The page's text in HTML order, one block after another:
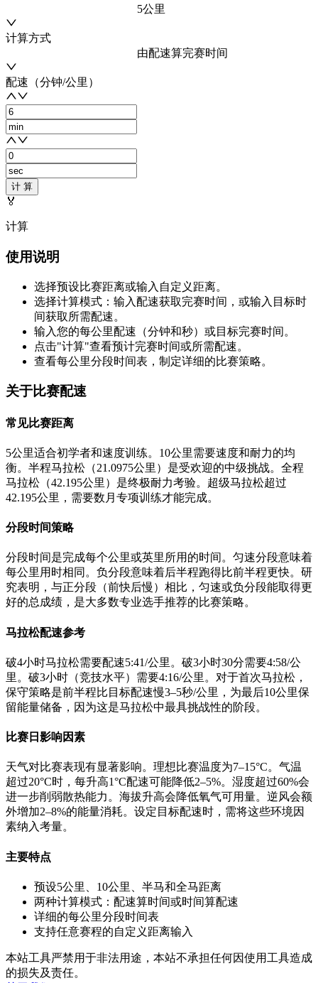
5公里
计算方式
由配速算完赛时间
配速（分钟/公里）
计 算
🏅
计算
使用说明
选择预设比赛距离或输入自定义距离。
选择计算模式：输入配速获取完赛时间，或输入目标时
间获取所需配速。
输入您的每公里配速（分钟和秒）或目标完赛时间。
点击"计算"查看预计完赛时间或所需配速。
查看每公里分段时间表，制定详细的比赛策略。
关于比赛配速
常见比赛距离
5公里适合初学者和速度训练。10公里需要速度和耐力的均
衡。半程马拉松（21.0975公里）是受欢迎的中级挑战。全程
马拉松（42.195公里）是终极耐力考验。超级马拉松超过
42.195公里，需要数月专项训练才能完成。
分段时间策略
分段时间是完成每个公里或英里所用的时间。匀速分段意味着
每公里用时相同。负分段意味着后半程跑得比前半程更快。研
究表明，与正分段（前快后慢）相比，匀速或负分段能取得更
好的总成绩，是大多数专业选手推荐的比赛策略。
马拉松配速参考
破4小时马拉松需要配速5:41/公里。破3小时30分需要4:58/公
里。破3小时（竞技水平）需要4:16/公里。对于首次马拉松，
保守策略是前半程比目标配速慢3–5秒/公里，为最后10公里保
留能量储备，因为这是马拉松中最具挑战性的阶段。
比赛日影响因素
天气对比赛表现有显著影响。理想比赛温度为7–15°C。气温
超过20°C时，每升高1°C配速可能降低2–5%。湿度超过60%会
进一步削弱散热能力。海拔升高会降低氧气可用量。逆风会额
外增加2–8%的能量消耗。设定目标配速时，需将这些环境因
素纳入考量。
主要特点
预设5公里、10公里、半马和全马距离
两种计算模式：配速算时间或时间算配速
详细的每公里分段时间表
支持任意赛程的自定义距离输入
本站工具严禁用于非法用途，本站不承担任何因使用工具造成
的损失及责任。